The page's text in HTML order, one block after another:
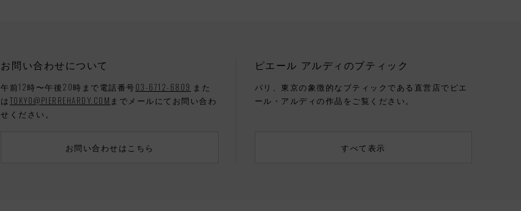
お問い合わせについて
午前12時〜午後20時まで電話番号 03-6712-6809 また
はTOKYO@PIERREHARDY.COM までメールにてお問い合わ
せください。
お問い合わせはこちら
ピエール アルディのブティック
パリ、東京の象徴的なブティックである直営店でピエ
ール・アルディの作品をご覧ください。
すべて表示